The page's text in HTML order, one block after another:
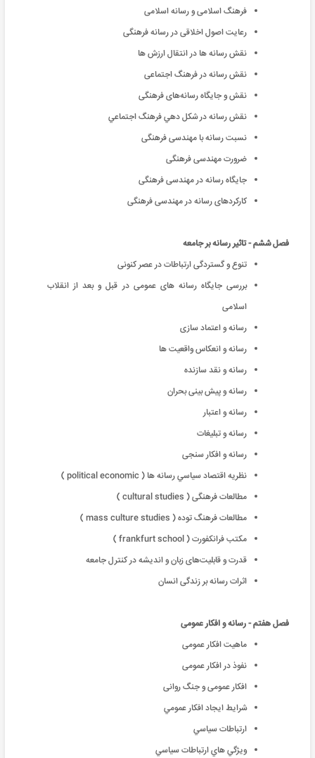
فرهنگ اسلامی و رسانه اسلامی
رعایت اصول اخلاقی در رسانه فرهنگی
نقش رسانه ها در انتقال ارزش ها
نقش رسانه در فرهنگ اجتماعی
نقش و جايگاه رسانه‌های فرهنگی
نقش رسانه در شكل دهي فرهنگ اجتماعي
نسبت رسانه با مهندسی فرهنگی
ضرورت مهندسی فرهنگی
جایگاه رسانه در مهندسی فرهنگی
كاركردهای رسانه در مهندسی فرهنگی
فصل ششم - تاثیر رسانه بر جامعه
تنوع و گستردگی ارتباطات در عصر کنونی
بررسی جایگاه رسانه های عمومی در قبل و بعد از انقلاب
اسلامی
رسانه و اعتماد سازی
رسانه و انعکاس واقعیت ها
رسانه و نقد سازنده
رسانه و پیش بینی بحران
رسانه و اعتبار
رسانه و تبلیغات
رسانه و افکار سنجی
نظريه اقتصاد سياسي رسانه ها ( political economic )
مطالعات فرهنگی ( cultural studies )
مطالعات فرهنگ توده ( mass culture studies )
مكتب فرانكفورت ( frankfurt school )
قدرت و قابلیت‌های زبان و اندیشه در کنترل جامعه
اثرات رسانه بر زندگی انسان
فصل هفتم - رسانه و افکار عمومی
ماهیت افکار عمومی
نفوذ در افکار عمومی
افکار عمومی و جنگ روانی
شرايط ايجاد افكار عمومي
ارتباطات سياسي
ويژگي هاي ارتباطات سياسي